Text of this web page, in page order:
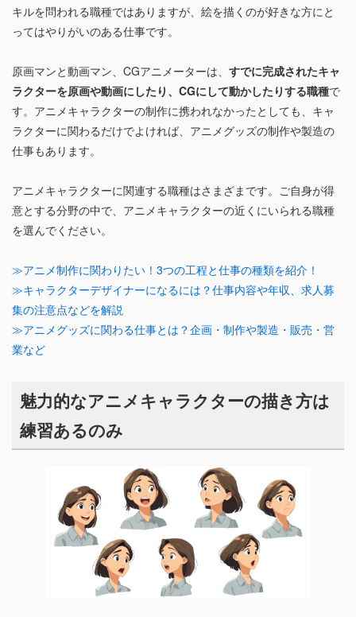
キルを問われる職種ではありますが、絵を描くのが好きな方にと
ってはやりがいのある仕事です。
原画マンと動画マン、CGアニメーターは、 すでに完成されたキャ
ラクターを原画や動画にしたり、CGにして動かしたりする職種で
す。アニメキャラクターの制作に携われなかったとしても、キャ
ラクターに関わるだけでよければ、アニメグッズの制作や製造の
仕事もあります。
アニメキャラクターに関連する職種はさまざまです。ご自身が得
意とする分野の中で、アニメキャラクターの近くにいられる職種
を選んでください。
≫アニメ制作に関わりたい！3つの工程と仕事の種類を紹介！
≫キャラクターデザイナーになるには？仕事内容や年収、求人募
集の注意点などを解説
≫アニメグッズに関わる仕事とは？企画・制作や製造・販売・営
業など
魅力的なアニメキャラクターの描き方は
練習あるのみ